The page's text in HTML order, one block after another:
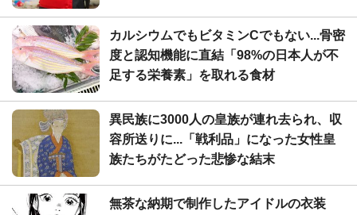
カルシウムでもビタミンCでもない...骨密
度と認知機能に直結「98%の日本人が不
足する栄養素」を取れる食材
異民族に3000人の皇族が連れ去られ、収
容所送りに...「戦利品」になった女性皇
族たちがたどった悲惨な結末
無茶な納期で制作したアイドルの衣装